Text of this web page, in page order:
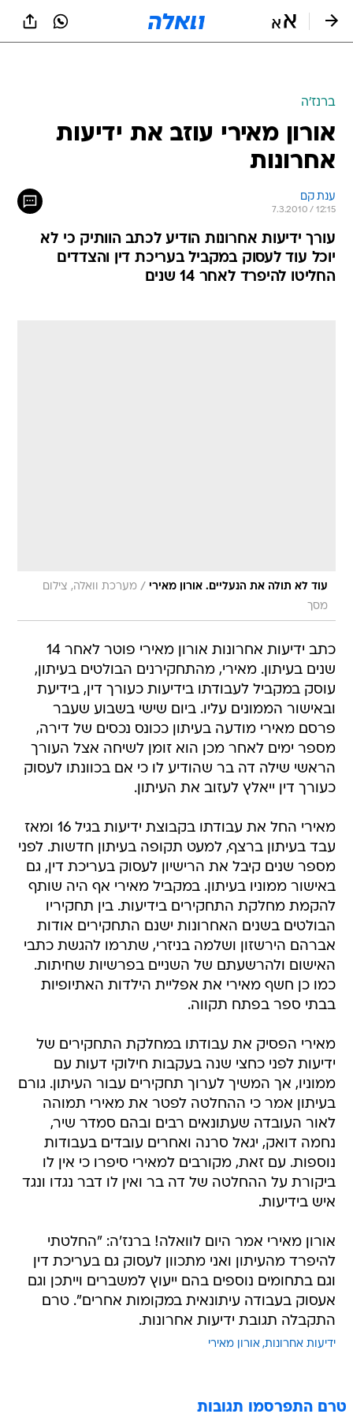
ברנז'ה
אורון מאירי עוזב את ידיעות
אחרונות
ענת קם
7.3.2010 / 12:15
עורך ידיעות אחרונות הודיע לכתב הוותיק כי לא
יוכל עוד לעסוק במקביל בעריכת דין והצדדים
החליטו להיפרד לאחר 14 שנים
עוד לא תולה את הנעליים. אורון מאירי / מערכת וואלה, צילום
מסך
כתב ידיעות אחרונות אורון מאירי פוטר לאחר 14
שנים בעיתון. מאירי, מהתחקירנים הבולטים בעיתון,
עוסק במקביל לעבודתו בידיעות כעורך דין, בידיעת
ובאישור הממונים עליו. ביום שישי בשבוע שעבר
פרסם מאירי מודעה בעיתון ככונס נכסים של דירה,
מספר ימים לאחר מכן הוא זומן לשיחה אצל העורך
הראשי שילה דה בר שהודיע לו כי אם בכוונתו לעסוק
כעורך דין ייאלץ לעזוב את העיתון.
מאירי החל את עבודתו בקבוצת ידיעות בגיל 16 ומאז
עבד בעיתון ברצף, למעט תקופה בעיתון חדשות. לפני
מספר שנים קיבל את הרישיון לעסוק בעריכת דין, גם
באישור ממוניו בעיתון. במקביל מאירי אף היה שותף
להקמת מחלקת התחקירים בידיעות. בין תחקיריו
הבולטים בשנים האחרונות ישנם התחקירים אודות
אברהם הירשזון ושלמה בניזרי, שתרמו להגשת כתבי
האישום ולהרשעתם של השניים בפרשיות שחיתות.
כמו כן חשף מאירי את אפליית הילדות האתיופיות
בבתי ספר בפתח תקווה.
מאירי הפסיק את עבודתו במחלקת התחקירים של
ידיעות לפני כחצי שנה בעקבות חילוקי דעות עם
ממוניו, אך המשיך לערוך תחקירים עבור העיתון. גורם
בעיתון אמר כי ההחלטה לפטר את מאירי תמוהה
לאור העובדה שעתונאים רבים ובהם סמדר שיר,
נחמה דואק, יגאל סרנה ואחרים עובדים בעבודות
נוספות. עם זאת, מקורבים למאירי סיפרו כי אין לו
ביקורת על ההחלטה של דה בר ואין לו דבר נגדו ונגד
איש בידיעות.
אורון מאירי אמר היום לוואלה! ברנז'ה: "החלטתי
להיפרד מהעיתון ואני מתכוון לעסוק גם בעריכת דין
וגם בתחומים נוספים בהם ייעוץ למשברים וייתכן וגם
אעסוק בעבודה עיתונאית במקומות אחרים". טרם
התקבלה תגובת ידיעות אחרונות.
ידיעות אחרונות אורון מאירי
טרם התפרסמו תגובות